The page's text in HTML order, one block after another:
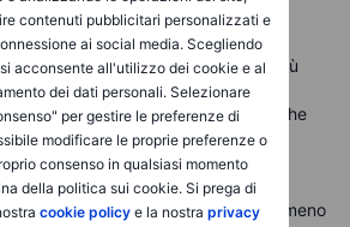
contenuti pubblicitari personalizzati e
ai social media. Scegliendo
acconsente all'utilizzo dei cookie e al
dei dati personali. Selezionare
per gestire le preferenze di
modificare le proprie preferenze o
consenso in qualsiasi momento
della politica sui cookie. Si prega di
cookie policye la nostra privacy
un trade "Sell America" sono ora più
del dollaro come valuta di
da un giorno all'altro, le politiche
spingere gli investitori ad
dagli asset statunitensi. Questa
in modo significativo la
l'inizio di un ordine finanziario meno